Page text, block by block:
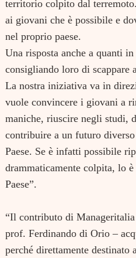
territorio colpito dal
ai giovani che è possibile e
nel proprio paese.
Una risposta anche a quanti
consigliando loro di scappare
La nostra iniziativa va in
vuole convincere i giovani a
maniche, riuscire negli studi,
contribuire a un futuro
Paese. Se è infatti possibile
drammaticamente colpita, lo
Paese”.
“Il contributo di
prof. Ferdinando di Orio –
perché direttamente destinato
Search